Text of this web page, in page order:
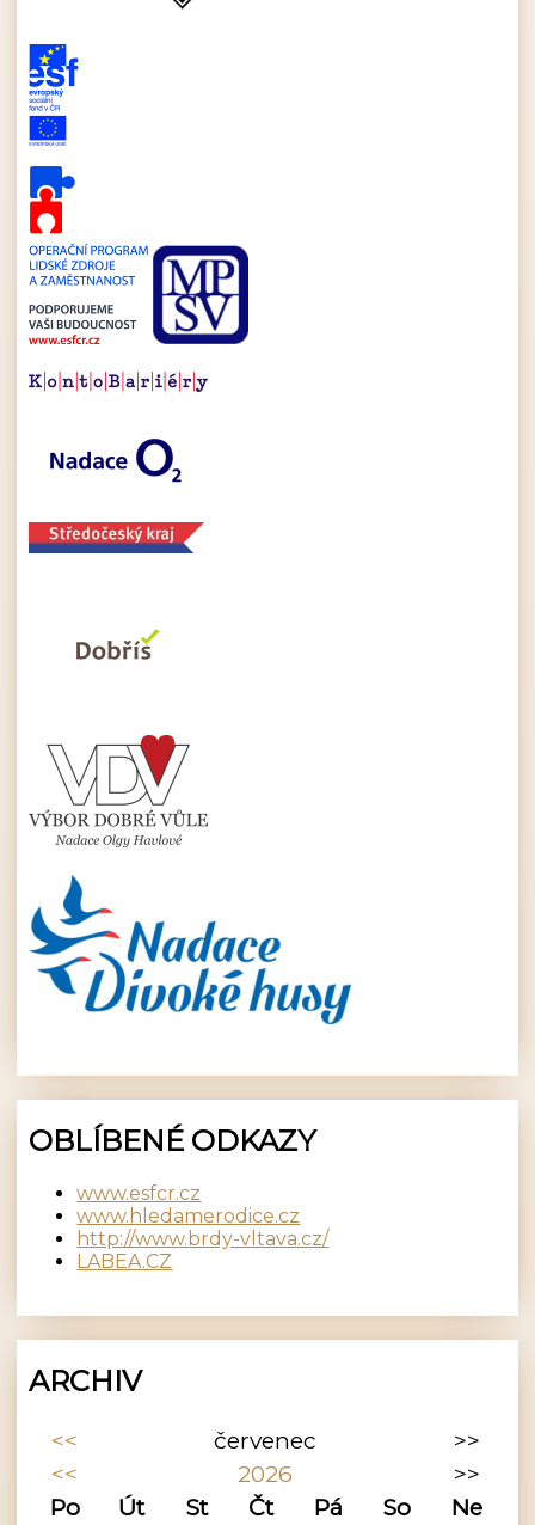
OBLÍBENÉ ODKAZY
www.esfcr.cz
www.hledamerodice.cz
http://www.brdy-vltava.cz/
LABEA.CZ
ARCHIV
<< červenec
>>
<<
2026
>>
Po
Út St Čt Pá So
Ne